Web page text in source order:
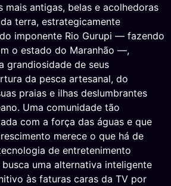
mais antigas, belas e acolhedoras
terra, estrategicamente
imponente Rio Gurupi — fazendo
o estado do Maranhão —,
grandiosidade de seus
da pesca artesanal, do
praias e ilhas deslumbrantes
Uma comunidade tão
com a força das águas e que
merece o que há de
de entretenimento
uma alternativa inteligente
às faturas caras da TV por